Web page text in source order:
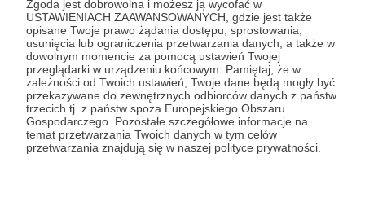
Zgoda jest dobrowolna i możesz ją wycofać w
USTAWIENIACH ZAAWANSOWANYCH, gdzie jest także
opisane Twoje prawo żądania dostępu, sprostowania,
usunięcia lub ograniczenia przetwarzania danych, a także w
dowolnym momencie za pomocą ustawień Twojej
przeglądarki w urządzeniu końcowym. Pamiętaj, że w
zależności od Twoich ustawień, Twoje dane będą mogły być
przekazywane do zewnętrznych odbiorców danych z państw
trzecich tj. z państw spoza Europejskiego Obszaru
Gospodarczego. Pozostałe szczegółowe informacje na
temat przetwarzania Twoich danych w tym celów
przetwarzania znajdują się w naszej polityce prywatności.
Patroni: 4
100 zł miesięcznie
Sławetny Mecenasie Sztuk Wszelakich!